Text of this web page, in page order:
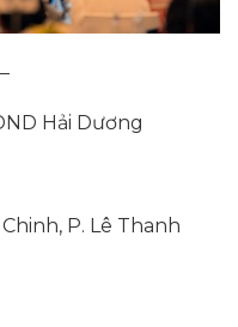
Hải Dương
P. Lê Thanh